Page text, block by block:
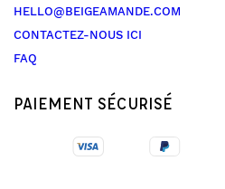
HELLO@BEIGEAMANDE.COM
CONTACTEZ-NOUS ICI
FAQ
PAIEMENT SÉCURISÉ